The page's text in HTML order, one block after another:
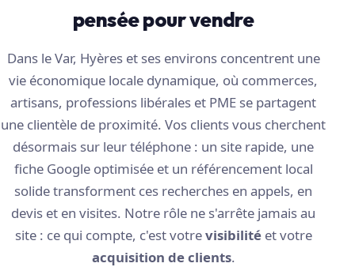
pensée pour vendre
Dans le Var, Hyères et ses environs concentrent une
vie économique locale dynamique, où commerces,
artisans, professions libérales et PME se partagent
une clientèle de proximité. Vos clients vous cherchent
désormais sur leur téléphone : un site rapide, une
fiche Google optimisée et un référencement local
solide transforment ces recherches en appels, en
devis et en visites. Notre rôle ne s'arrête jamais au
site : ce qui compte, c'est votrevisibilitéet votre
acquisition de clients.